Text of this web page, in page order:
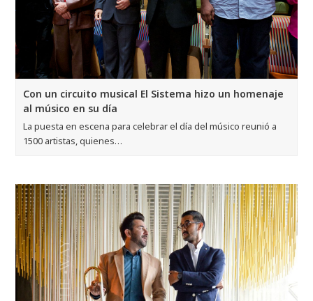
Con un circuito musical El Sistema hizo un homenaje
al músico en su día
La puesta en escena para celebrar el día del músico reunió a
1500 artistas, quienes…